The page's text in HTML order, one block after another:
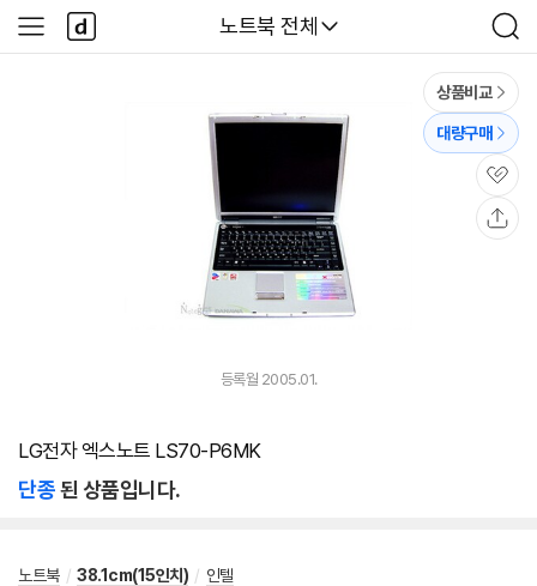
다나와
노트북 전체
검
색
사
이
다
나
와
상품비교
대량구매
관
심
등록월 2005.01.
LG전자 엑스노트 LS70-P6MK
단종된 상품입니다.
노트북 / 38.1cm(15인치) / 인텔